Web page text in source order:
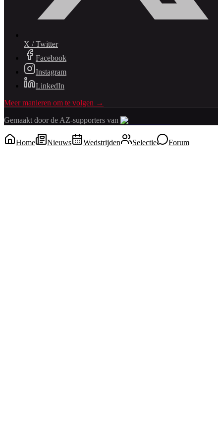
X / Twitter
Facebook
Instagram
LinkedIn
Meer manieren om te volgen →
Gemaakt door de AZ-supporters van
Home Nieuws Wedstrijden Selectie Forum